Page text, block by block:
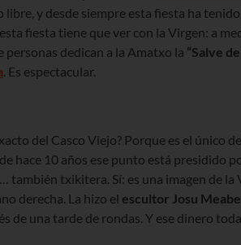
y desde siempre esta fiesta ha
fiesta tiene que ver con la Virgen: a
personas dedican a la Amatxo la “Salve
. Es espectacular.
del Casco Viejo? Porque es el único
hace 10 años ese punto está presidido
txikitera. Sí: es una imagen de la
derecha. La hizo el escultor Josu Meabe
de una tarde de rondas. Y ese dinero